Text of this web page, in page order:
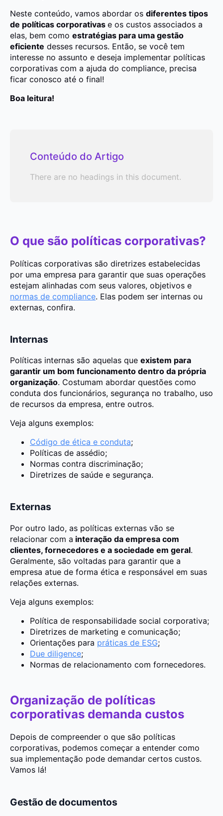
Neste conteúdo, vamos abordar os diferentes tipos
de políticas corporativas e os custos associados a
elas, bem como estratégias para uma gestão
eficiente desses recursos. Então, se você tem
interesse no assunto e deseja implementar políticas
corporativas com a ajuda do compliance, precisa
ficar conosco até o final!
Boa leitura!
Conteúdo do Artigo
There are no headings in this document.
O que são políticas corporativas?
Políticas corporativas são diretrizes estabelecidas
por uma empresa para garantir que suas operações
estejam alinhadas com seus valores, objetivos e
normas de compliance. Elas podem ser internas ou
externas, confira.
Internas
Políticas internas são aquelas que existem para
garantir um bom funcionamento dentro da própria
organização. Costumam abordar questões como
conduta dos funcionários, segurança no trabalho, uso
de recursos da empresa, entre outros.
Veja alguns exemplos:
Código de ética e conduta;
Políticas de assédio;
Normas contra discriminação;
Diretrizes de saúde e segurança.
Externas
Por outro lado, as políticas externas vão se
relacionar com a interação da empresa com
clientes, fornecedores e a sociedade em geral.
Geralmente, são voltadas para garantir que a
empresa atue de forma ética e responsável em suas
relações externas.
Veja alguns exemplos:
Política de responsabilidade social corporativa;
Diretrizes de marketing e comunicação;
Orientações para práticas de ESG;
Due diligence;
Normas de relacionamento com fornecedores.
Organização de políticas
corporativas demanda custos
Depois de compreender o que são políticas
corporativas, podemos começar a entender como
sua implementação pode demandar certos custos.
Vamos lá!
Gestão de documentos